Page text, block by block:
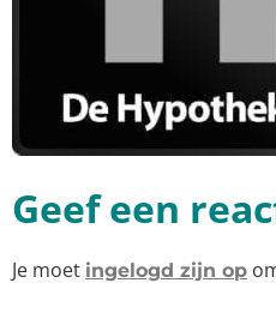
Geef een
Je moet ingelogd zijn op